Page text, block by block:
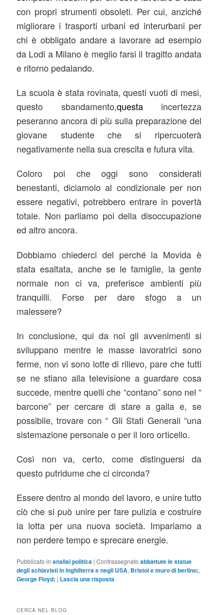
con propri strumenti obsoleti. Per cui, anziché
migliorare i trasporti urbani ed interurbani per
chi è obbligato andare a lavorare ad esempio
da Lodi a Milano è meglio farsi il tragitto andata
e ritorno pedalando.
La scuola è stata rovinata, questi vuoti di mesi,
questo sbandamento,questaincertezza
peseranno ancora di più sulla preparazione del
giovane studente che si ripercuoterà
negativamente nella sua crescita e futura vita.
Coloro poi che oggi sono considerati
benestanti, diciamolo al condizionale per non
essere negativi, potrebbero entrare in povertà
totale. Non parliamo poi della disoccupazione
ed altro ancora.
Dobbiamo chiederci del perché la Movida è
stata esaltata, anche se le famiglie, la gente
normale non ci va, preferisce ambienti più
tranquilli. Forse per dare sfogo a un
malessere?
In conclusione, qui da noi gli avvenimenti si
sviluppano mentre le masse lavoratrici sono
ferme, non vi sono lotte di rilievo, pare che tutti
se ne stiano alla televisione a guardare cosa
succede, mentre quelli che “contano” sono nel “
barcone” per cercare di stare a galla e, se
possibile, trovare con “ Gli Stati Generali “una
sistemazione personale o per il loro orticello.
Così non va, certo, come distinguersi da
questo putridume che ci circonda?
Essere dentro al mondo del lavoro, e unire tutto
ciò che si può unire per fare pulizia e costruire
la lotta per una nuova società. Impariamo a
non perdere tempo e sprecare energie.
Pubblicato in analisi politica |Contrassegnato abbattute le statue
degli schiavisti in Inghilterra e negli USA, Bristol e muro di berlino;,
George Floyd; | Lascia una risposta
CERCA NEL BLOG